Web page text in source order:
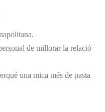
de millorar la relació
una mica més de pasta